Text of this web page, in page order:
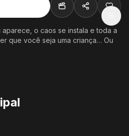
o caos se instala e toda a
que você seja uma criança… Ou